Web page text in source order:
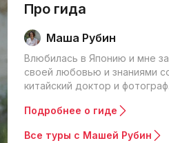
Про гида
Маша Рубин
Влюбилась в Японию и мне
своей любовью и знаниями
китайский доктор и фотограф.
Подробнее о гиде
Все туры с Машей Рубин